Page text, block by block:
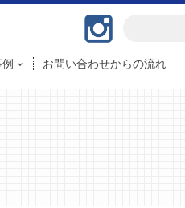
お問い合わせからの流れ